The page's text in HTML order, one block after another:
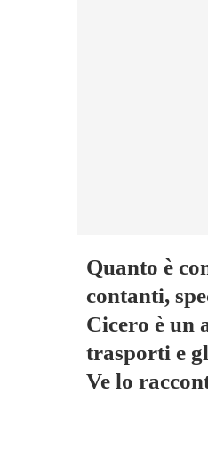
Quanto è
contanti,
Cicero è un
trasporti e
Ve lo